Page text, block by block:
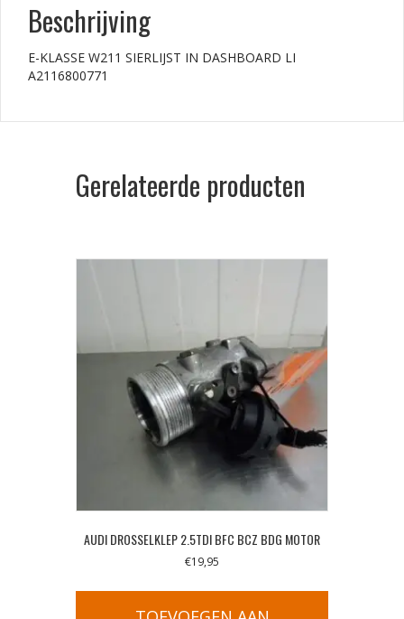
Beschrijving
E-KLASSE W211 SIERLIJST IN DASHBOARD LI
A2116800771
Gerelateerde producten
AUDI DROSSELKLEP 2.5TDI BFC BCZ BDG MOTOR
€19,95